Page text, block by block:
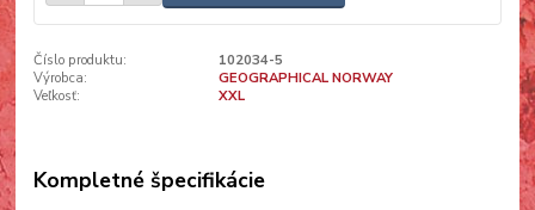
Číslo produktu:
102034-5
Výrobca:
GEOGRAPHICAL NORWAY
Veľkosť:
XXL
Kompletné špecifikácie